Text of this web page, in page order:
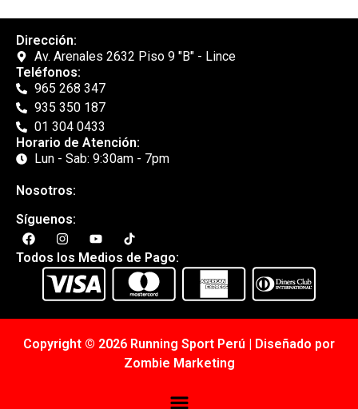
Dirección:
Av. Arenales 2632 Piso 9 "B" - Lince
Teléfonos:
965 268 347
935 350 187
01 304 0433
Horario de Atención:
Lun - Sab: 9:30am - 7pm
Nosotros:
Síguenos:
Todos los Medios de Pago:
Copyright © 2026 Running Sport Perú | Diseñado por
Zombie Marketing